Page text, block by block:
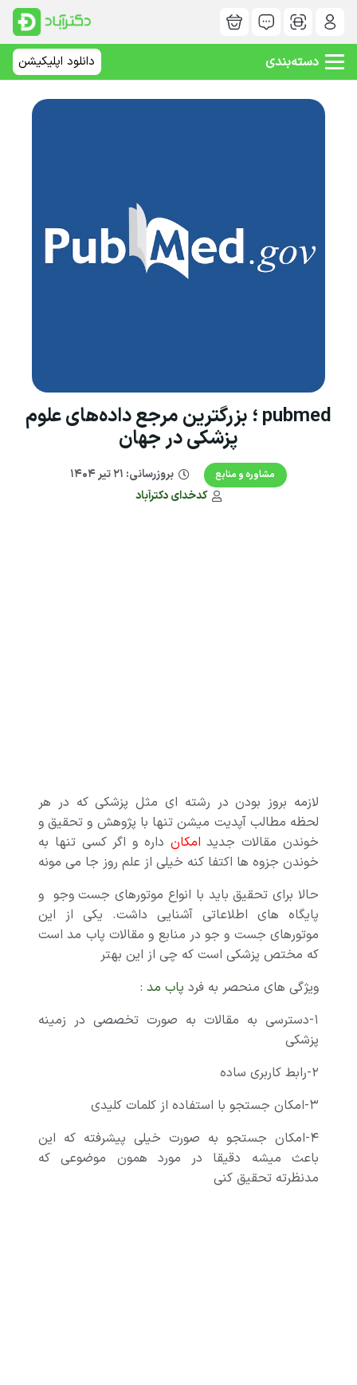
دسته‌بندی دانلود اپلیکیشن
pubmed ؛ بزرگترین مرجع داده‌های علوم
پزشکی در جهان
مشاوره و منابع بروزرسانی:
کدخدای دکترآباد
لازمه بروز بودن در رشته ای مثل پزشکی که در هر
لحظه مطالب آپدیت میشن تنها با پژوهش و تحقیق و
خوندن مقالات جدید امکان داره و اگر کسی تنها به
خوندن جزوه ها اکتفا کنه خیلی از علم روز جا می مونه
حالا برای تحقیق باید با انواع موتورهای جست وجو و
پایگاه های اطلاعاتی آشنایی داشت. یکی از این
موتورهای جست و جو در منابع و مقالات پاب مد است
که مختص پزشکی است که چی از این بهتر
ویژگی های منحصر به فرد پاب مد :
۱-دسترسی به مقالات به صورت تخصصی در زمینه
پزشکی
۲-رابط کاربری ساده
۳-امکان جستجو با استفاده از کلمات کلیدی
۴-امکان جستجو به صورت خیلی پیشرفته که این
باعث میشه دقیقا در مورد همون موضوعی که
مدنظرته تحقیق کنی